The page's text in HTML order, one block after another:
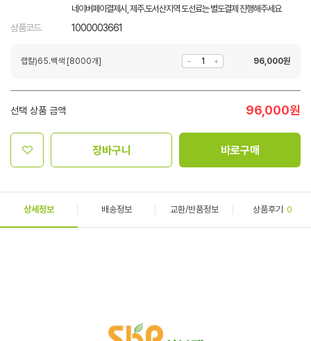
네이버페이결제시, 제주.도서산지역 도선료는 별도결제 진행해주세요
상품코드 1000003661
랩칼)65.백색 [8000개] 96,000원
선택 상품 금액 96,000원
장바구니 바로구매
상세정보 배송정보 교환/반품정보 상품후기 0